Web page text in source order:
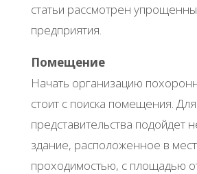
статьи рассмотрен
предприятия.
Помещение
Начать организацию
стоит с поиска помещения.
представительства подойдет
здание, расположенное в
проходимостью, с площадью